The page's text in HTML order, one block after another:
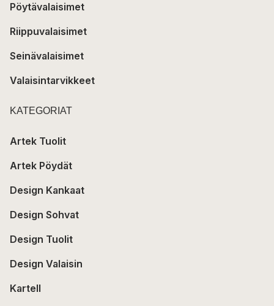
Pöytävalaisimet
Riippuvalaisimet
Seinävalaisimet
Valaisintarvikkeet
KATEGORIAT
Artek Tuolit
Artek Pöydät
Design Kankaat
Design Sohvat
Design Tuolit
Design Valaisin
Kartell